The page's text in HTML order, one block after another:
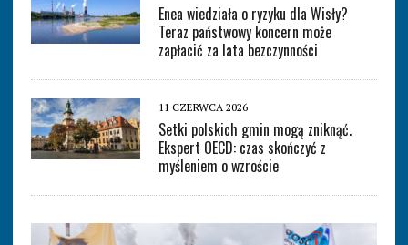
Enea wiedziała o ryzyku dla Wisły?
Teraz państwowy koncern może
zapłacić za lata bezczynności
11 CZERWCA 2026
Setki polskich gmin mogą zniknąć.
Ekspert OECD: czas skończyć z
myśleniem o wzroście